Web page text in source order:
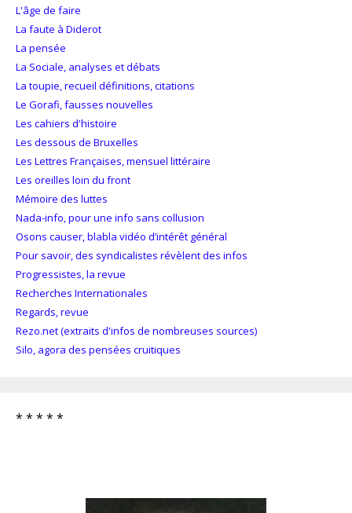
L'âge de faire
La faute à Diderot
La pensée
La Sociale, analyses et débats
La toupie, recueil définitions, citations
Le Gorafi, fausses nouvelles
Les cahiers d'histoire
Les dessous de Bruxelles
Les Lettres Françaises, mensuel littéraire
Les oreilles loin du front
Mémoire des luttes
Nada-info, pour une info sans collusion
Osons causer, blabla vidéo d’intérêt général
Pour savoir, des syndicalistes révèlent des infos
Progressistes, la revue
Recherches Internationales
Regards, revue
Rezo.net (extraits d'infos de nombreuses sources)
Silo, agora des pensées cruitiques
* * * * *